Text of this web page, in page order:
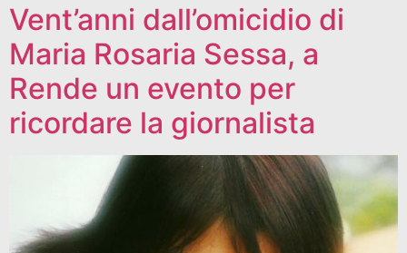
Vent’anni dall’omicidio di
Maria Rosaria Sessa, a
Rende un evento per
ricordare la giornalista